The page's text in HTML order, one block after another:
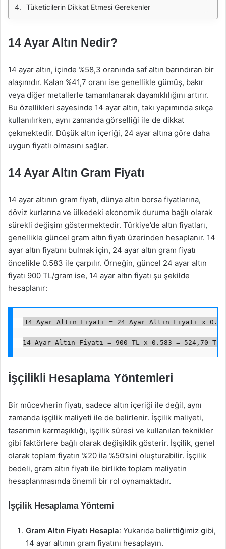
Tüketicilerin Dikkat Etmesi Gerekenler
14 Ayar Altın Nedir?
14 ayar altın, içinde %58,3 oranında saf altın barındıran bir
alaşımdır. Kalan %41,7 oranı ise genellikle gümüş, bakır
veya diğer metallerle tamamlanarak dayanıklılığını artırır.
Bu özellikleri sayesinde 14 ayar altın, takı yapımında sıkça
kullanılırken, aynı zamanda görselliği ile de dikkat
çekmektedir. Düşük altın içeriği, 24 ayar altına göre daha
uygun fiyatlı olmasını sağlar.
14 Ayar Altın Gram Fiyatı
14 ayar altının gram fiyatı, dünya altın borsa fiyatlarına,
döviz kurlarına ve ülkedeki ekonomik duruma bağlı olarak
sürekli değişim göstermektedir. Türkiye’de altın fiyatları,
genellikle güncel gram altın fiyatı üzerinden hesaplanır. 14
ayar altın fiyatını bulmak için, 24 ayar altın gram fiyatı
öncelikle 0.583 ile çarpılır. Örneğin, güncel 24 ayar altın
fiyatı 900 TL/gram ise, 14 ayar altın fiyatı şu şekilde
hesaplanır:
14 Ayar Altın Fiyatı = 24 Ayar Altın Fiyatı x
14 Ayar Altın Fiyatı = 900 TL x 0.583 = 524,70 TL/
İşçilikli Hesaplama Yöntemleri
Bir mücevherin fiyatı, sadece altın içeriği ile değil, aynı
zamanda işçilik maliyeti ile de belirlenir. İşçilik maliyeti,
tasarımın karmaşıklığı, işçilik süresi ve kullanılan teknikler
gibi faktörlere bağlı olarak değişiklik gösterir. İşçilik, genel
olarak toplam fiyatın %20 ila %50’sini oluşturabilir. İşçilik
bedeli, gram altın fiyatı ile birlikte toplam maliyetin
hesaplanmasında önemli bir rol oynamaktadır.
İşçilik Hesaplama Yöntemi
Gram Altın Fiyatı Hesapla: Yukarıda belirttiğimiz gibi,
14 ayar altının gram fiyatını hesaplayın.